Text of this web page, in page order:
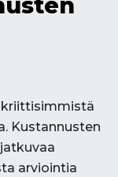
kriittisimmistä
Kustannusten
arviointia